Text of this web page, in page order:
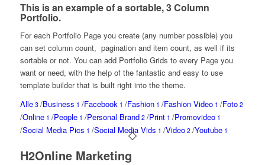
This is an example of a sortable, 3 Column
Portfolio.
For each Portfolio Page you create (any number possible) you
can set column count, pagination and item count, as well if its
sortable or not. You can add Portfolio Grids to every Page you
want or need, with the help of the fantastic and easy to use
template builder that is built right into the theme.
Alle3 /Business 1 /Facebook1 /Fashion1 /Fashion Video1 /Foto2
/Online1 /People1 /Personal Brand 2 /Print1 /Promovideo1
/Social Media Pics 1 /Social Media Vids 1 /Video2 /Youtube1
H2Online Marketing